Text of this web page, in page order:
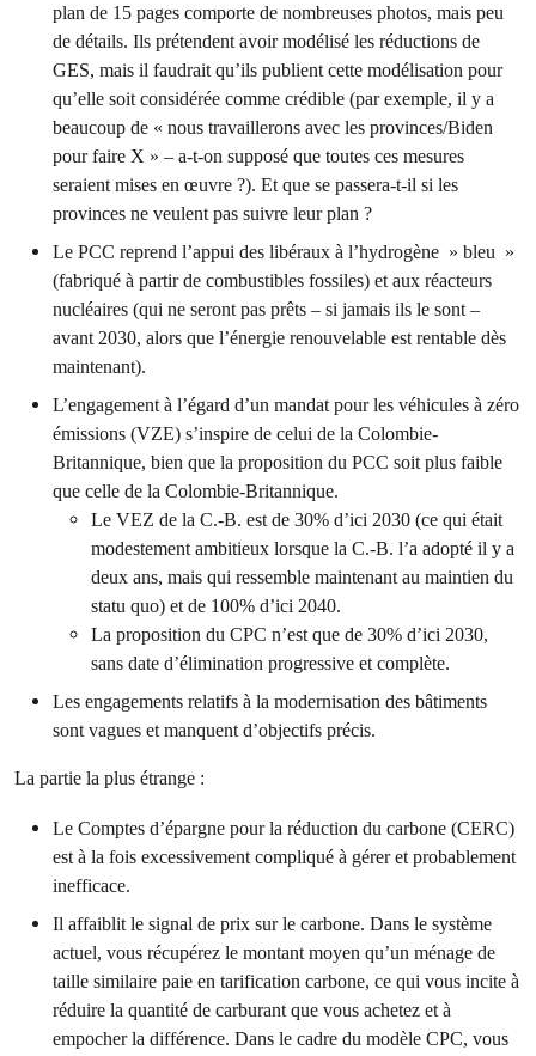
plan de 15 pages comporte de nombreuses photos, mais peu
de détails. Ils prétendent avoir modélisé les réductions de
GES, mais il faudrait qu’ils publient cette modélisation pour
qu’elle soit considérée comme crédible (par exemple, il y a
beaucoup de « nous travaillerons avec les provinces/Biden
pour faire X » – a-t-on supposé que toutes ces mesures
seraient mises en œuvre ?). Et que se passera-t-il si les
provinces ne veulent pas suivre leur plan ?
Le PCC reprend l’appui des libéraux à l’hydrogène » bleu »
(fabriqué à partir de combustibles fossiles) et aux réacteurs
nucléaires (qui ne seront pas prêts – si jamais ils le sont –
avant 2030, alors que l’énergie renouvelable est rentable dès
maintenant).
L’engagement à l’égard d’un mandat pour les véhicules à zéro
émissions (VZE) s’inspire de celui de la Colombie-
Britannique, bien que la proposition du PCC soit plus faible
que celle de la Colombie-Britannique.
Le VEZ de la C.-B. est de 30% d’ici 2030 (ce qui était
modestement ambitieux lorsque la C.-B. l’a adopté il y a
deux ans, mais qui ressemble maintenant au maintien du
statu quo) et de 100% d’ici 2040.
La proposition du CPC n’est que de 30% d’ici 2030,
sans date d’élimination progressive et complète.
Les engagements relatifs à la modernisation des bâtiments
sont vagues et manquent d’objectifs précis.
La partie la plus étrange :
Le Comptes d’épargne pour la réduction du carbone (CERC)
est à la fois excessivement compliqué à gérer et probablement
inefficace.
Il affaiblit le signal de prix sur le carbone. Dans le système
actuel, vous récupérez le montant moyen qu’un ménage de
taille similaire paie en tarification carbone, ce qui vous incite à
réduire la quantité de carburant que vous achetez et à
empocher la différence. Dans le cadre du modèle CPC, vous